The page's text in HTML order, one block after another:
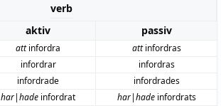
verb
aktiv
passiv
attinfordra attinfordras
infordrar
infordras
infordrade
infordrades
har|hade infordrat har|hadeinfordrats